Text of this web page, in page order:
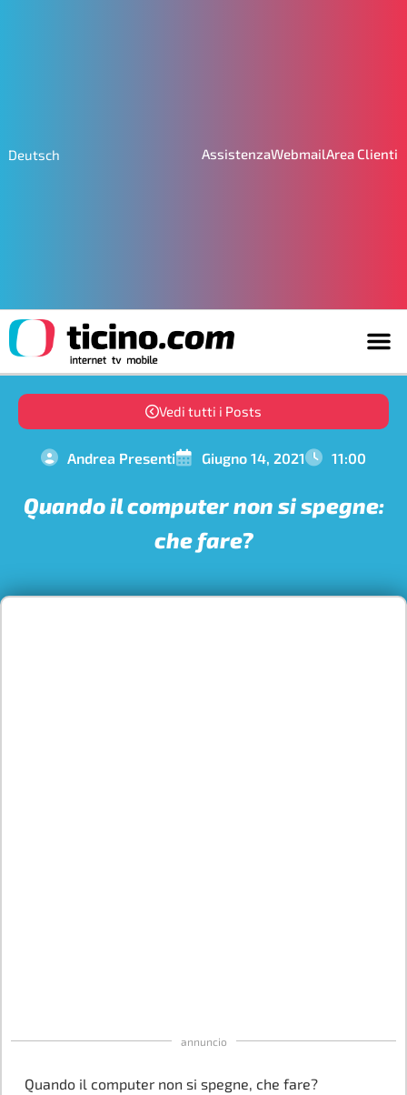
Deutsch AssistenzaWebmailArea Clienti
Vedi tutti i Posts
Andrea Presenti Giugno 14, 2021 11:00
Quando il computer non si spegne:
che fare?
annuncio
Quando il computer non si spegne, che fare?